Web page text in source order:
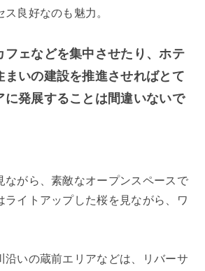
良好なのも魅力。
フェなどを集中させたり、ホテ
まいの建設を推進させればとて
に発展することは間違いないで
ながら、素敵なオープンスペースで
ライトアップした桜を見ながら、ワ
沿いの蔵前エリアなどは、リバーサ